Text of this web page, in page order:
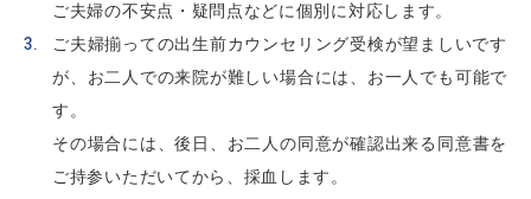
ご夫婦の不安点・疑問点などに個別に対応します。
ご夫婦揃っての出生前カウンセリング受検が望ましいです
が、お二人での来院が難しい場合には、お一人でも可能で
す。
その場合には、後日、お二人の同意が確認出来る同意書を
ご持参いただいてから、採血します。